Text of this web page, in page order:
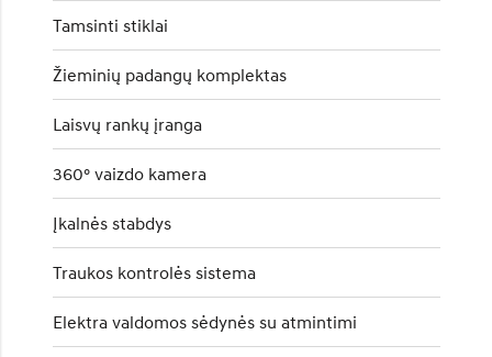
Tamsinti stiklai
Žieminių padangų komplektas
Laisvų rankų įranga
360° vaizdo kamera
Įkalnės stabdys
Traukos kontrolės sistema
Elektra valdomos sėdynės su atmintimi